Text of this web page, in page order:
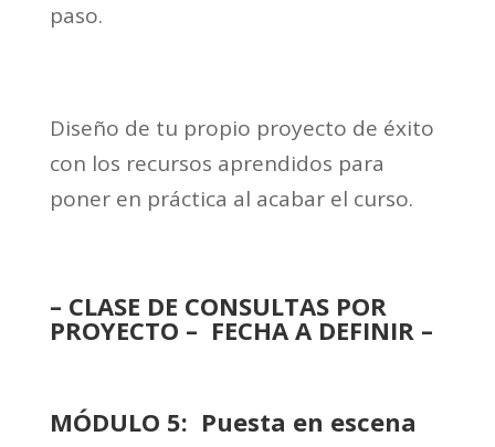
paso.
Diseño de tu propio proyecto de éxito
con los recursos aprendidos para
poner en práctica al acabar el curso.
– CLASE DE CONSULTAS POR
PROYECTO – FECHA A DEFINIR –
MÓDULO 5: Puesta en escena